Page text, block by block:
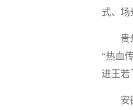
式、场
贵
“热血
进王若
安